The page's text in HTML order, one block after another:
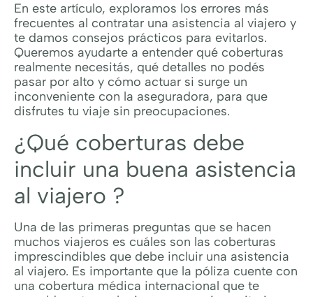
En este artículo, exploramos los errores más
frecuentes al contratar una asistencia al viajero y
te damos consejos prácticos para evitarlos.
Queremos ayudarte a entender qué coberturas
realmente necesitás, qué detalles no podés
pasar por alto y cómo actuar si surge un
inconveniente con la aseguradora, para que
disfrutes tu viaje sin preocupaciones.
¿Qué coberturas debe
incluir una buena asistencia
al viajero ?
Una de las primeras preguntas que se hacen
muchos viajeros es cuáles son las coberturas
imprescindibles que debe incluir una asistencia
al viajero. Es importante que la póliza cuente con
una cobertura médica internacional que te